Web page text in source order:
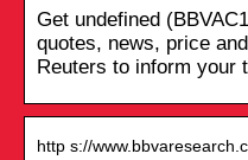
Get undefined
quotes, news, price
Reuters to inform your
http s://